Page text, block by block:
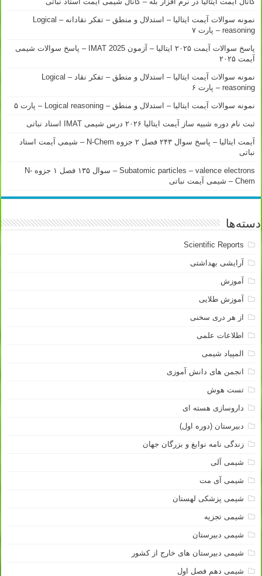
نمونه سوالات آیمت ایتالیا – استدلال و منطق – تفکر نقادانه – Logical
reasoning – پارت ۷
پاسخ سوالات آیمت ۲۰۲۵ ایتالیا – آزمون IMAT 2025 – پاسخ سوالات شیمی
آیمت ۲۰۲۵
نمونه سوالات آیمت ایتالیا – استدلال و منطق – تفکر نقاد – Logical
reasoning – پارت ۶
نمونه سوالات آیمت ایتالیا – استدلال و منطق – Logical reasoning – پارت ۵
ثبت نام دوره شبیه ساز آیمت ایتالیا ۲۰۲۶ درس شیمی IMAT استاد نباتی
آیمت ایتالیا – پاسخ سوال ۲۴۳ فصل ۲ جزوه N-Chem – شیمی آیمت استاد
نباتی
Subatomic particles – valence electrons – سوال ۱۳۵ فصل ۱ جزوه N-
Chem – شیمی آیمت نباتی
دسته‌ها
Scientific Reports
آرایشی بهداشتی
آموزش
آموزش طلایی
از هر دری سخنی
اطلاعات علمی
المپیاد شیمی
انجمن های دانش آموزی
تست هوش
داروسازی هسته ای
دبیرستان (دوره اول)
زندگی نامه نوابغ و بزرگان جهان
شیمی آلی
شیمی آی مت
شیمی پزشکی لهستان
شیمی تجزیه
شیمی دبیرستان
شیمی دبیرستان های خارج از کشور
شیمی دهم فصل اول